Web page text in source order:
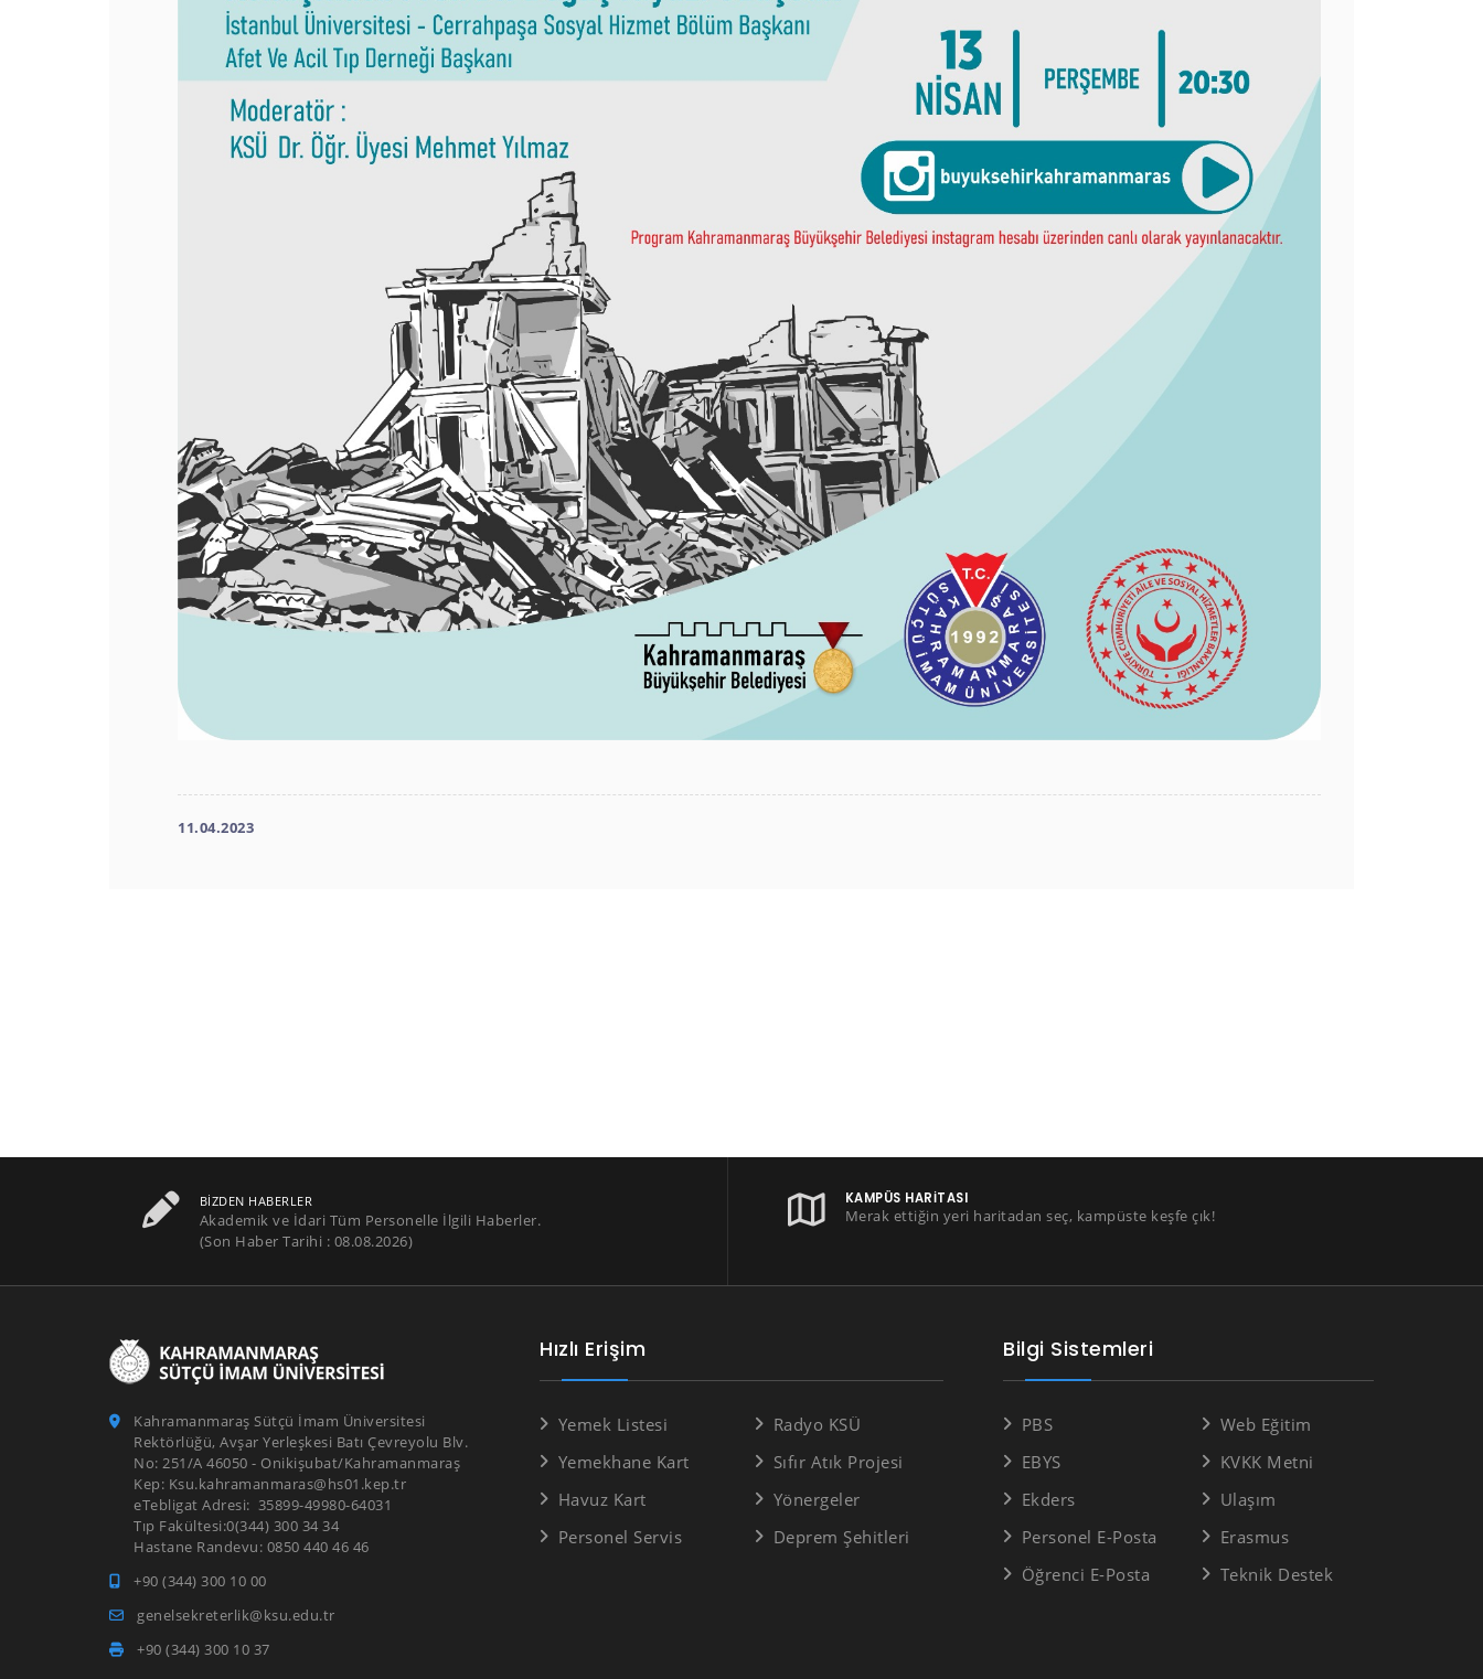
11.04.2023
BIZDEN HABERLER
Akademik ve İdari Tüm Personelle İlgili Haberler.
(Son Haber Tarihi : 08.08.2026)
KAMPÜS HARITASI
Merak ettiğin yeri haritadan seç, kampüste keşfe çık!
Kahramanmaraş Sütçü İmam Üniversitesi
Rektörlüğü, Avşar Yerleşkesi Batı Çevreyolu Blv.
No: 251/A 46050 - Onikişubat/Kahramanmaraş
Kep: Ksu.kahramanmaras@hs01.kep.tr
eTebligat Adresi: 35899-49980-64031
Tıp Fakültesi:0(344) 300 34 34
Hastane Randevu: 0850 440 46 46
+90 (344) 300 10 00
genelsekreterlik@ksu.edu.tr
+90 (344) 300 10 37
Hızlı Erişim
Yemek Listesi
Yemekhane Kart
Havuz Kart
Personel Servis
Radyo KSÜ
Sıfır Atık Projesi
Yönergeler
Deprem Şehitleri
Bilgi Sistemleri
PBS
EBYS
Ekders
Personel E-Posta
Öğrenci E-Posta
Web Eğitim
KVKK Metni
Ulaşım
Erasmus
Teknik Destek